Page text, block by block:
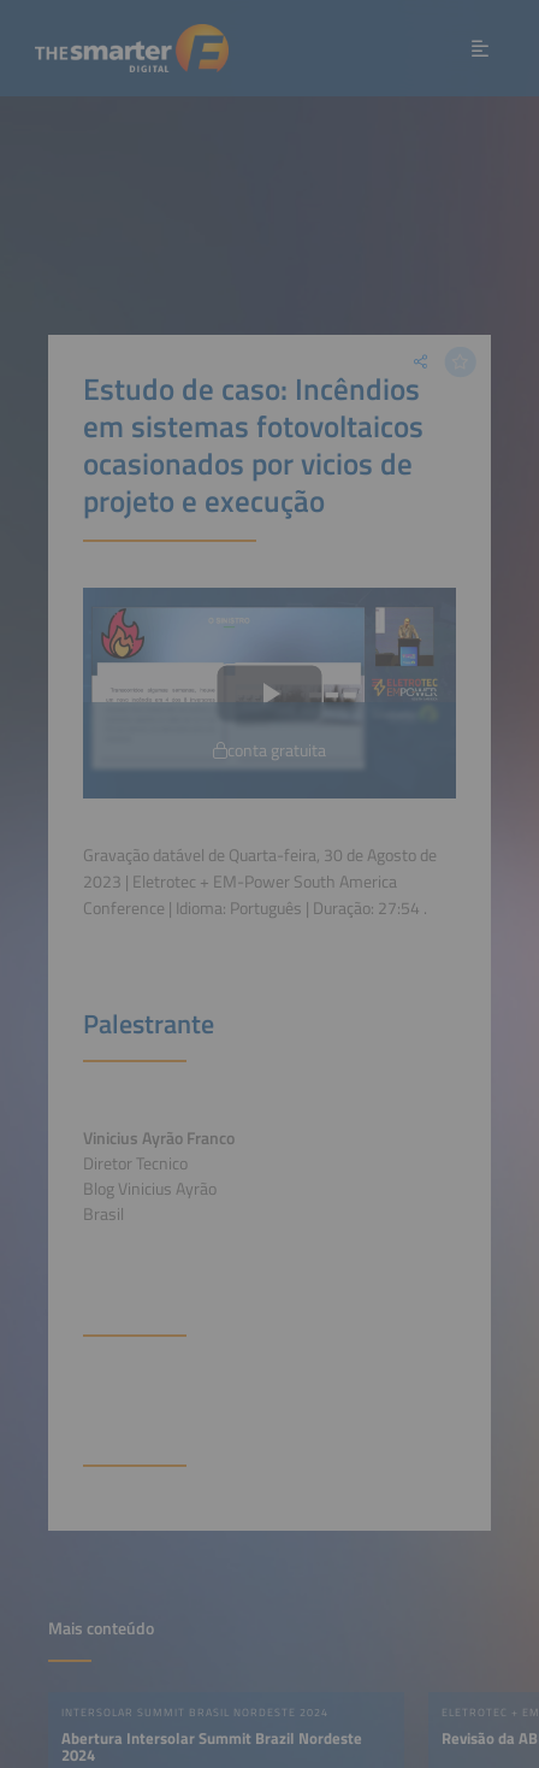
Estudo de caso: Incêndios
em sistemas fotovoltaicos
ocasionados por vicios de
projeto e execução
conta gratuita
Gravação datável de Quarta-feira, 30 de Agosto de
2023 | Eletrotec + EM-Power South America
Conference | Idioma: Português | Duração: 27:54 .
Palestrante
Vinicius Ayrão Franco
Diretor Tecnico
Blog Vinicius Ayrão
Brasil
Mais conteúdo
INTERSOLAR SUMMIT BRASIL NORDESTE 2024
Abertura Intersolar Summit Brazil Nordeste
2024
Revisão da